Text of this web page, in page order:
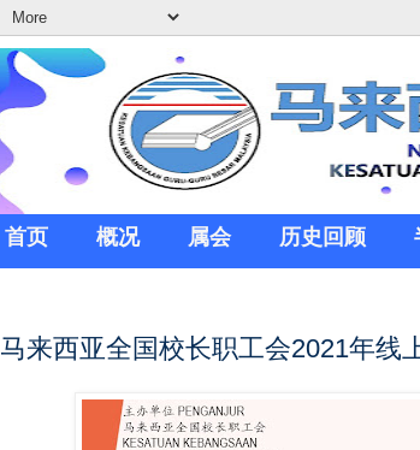
首页 概况 属会 历史回顾
马来西亚全国校长职工会2021年线